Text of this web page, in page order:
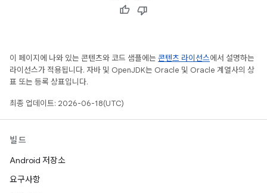
이 페이지에 나와 있는 콘텐츠와 코드 샘플에는 콘텐츠 라이선스에서 설명하는
라이선스가 적용됩니다. 자바 및 OpenJDK는 Oracle 및 Oracle 계열사의 상
표 또는 등록 상표입니다.
최종 업데이트: 2026-06-18(UTC)
빌드
Android 저장소
요구사항